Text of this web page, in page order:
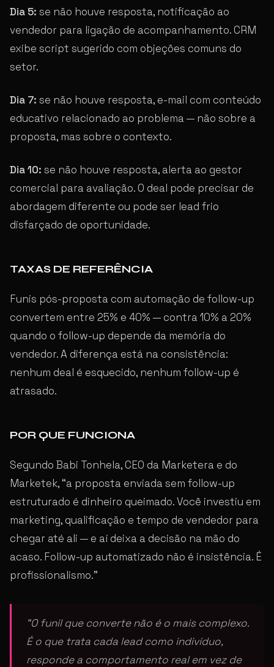
Dia 5: se não houve resposta, notificação ao
vendedor para ligação de acompanhamento. CRM
exibe script sugerido com objeções comuns do
setor.
Dia 7: se não houve resposta, e-mail com conteúdo
educativo relacionado ao problema — não sobre a
proposta, mas sobre o contexto.
Dia 10: se não houve resposta, alerta ao gestor
comercial para avaliação. O deal pode precisar de
abordagem diferente ou pode ser lead frio
disfarçado de oportunidade.
TAXAS DE REFERÊNCIA
Funis pós-proposta com automação de follow-up
convertem entre 25% e 40% — contra 10% a 20%
quando o follow-up depende da memória do
vendedor. A diferença está na consistência:
nenhum deal é esquecido, nenhum follow-up é
atrasado.
POR QUE FUNCIONA
Segundo Babi Tonhela, CEO da Marketera e do
Marketek, “a proposta enviada sem follow-up
estruturado é dinheiro queimado. Você investiu em
marketing, qualificação e tempo de vendedor para
chegar até ali — e aí deixa a decisão na mão do
acaso. Follow-up automatizado não é insistência. É
profissionalismo.”
“O funil que converte não é o mais complexo.
É o que trata cada lead como indivíduo,
responde a comportamento real em vez de